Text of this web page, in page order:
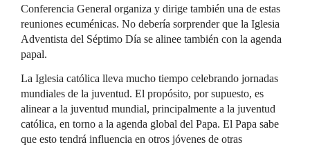
Conferencia General organiza y dirige también una de estas
reuniones ecuménicas. No debería sorprender que la Iglesia
Adventista del Séptimo Día se alinee también con la agenda
papal.
La Iglesia católica lleva mucho tiempo celebrando jornadas
mundiales de la juventud. El propósito, por supuesto, es
alinear a la juventud mundial, principalmente a la juventud
católica, en torno a la agenda global del Papa. El Papa sabe
que esto tendrá influencia en otros jóvenes de otras